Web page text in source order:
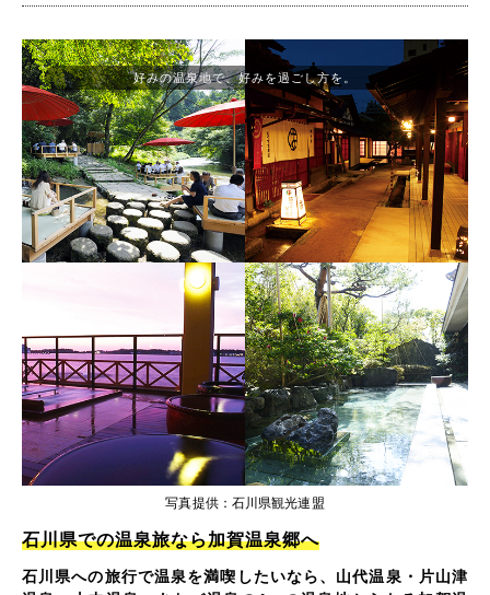
石川県での温泉旅なら加賀温泉郷へ
石川県への旅行で温泉を満喫したいなら、山代温泉・片山津
好みの温泉地で、好みを過ごし方を。
写真提供：石川県観光連盟